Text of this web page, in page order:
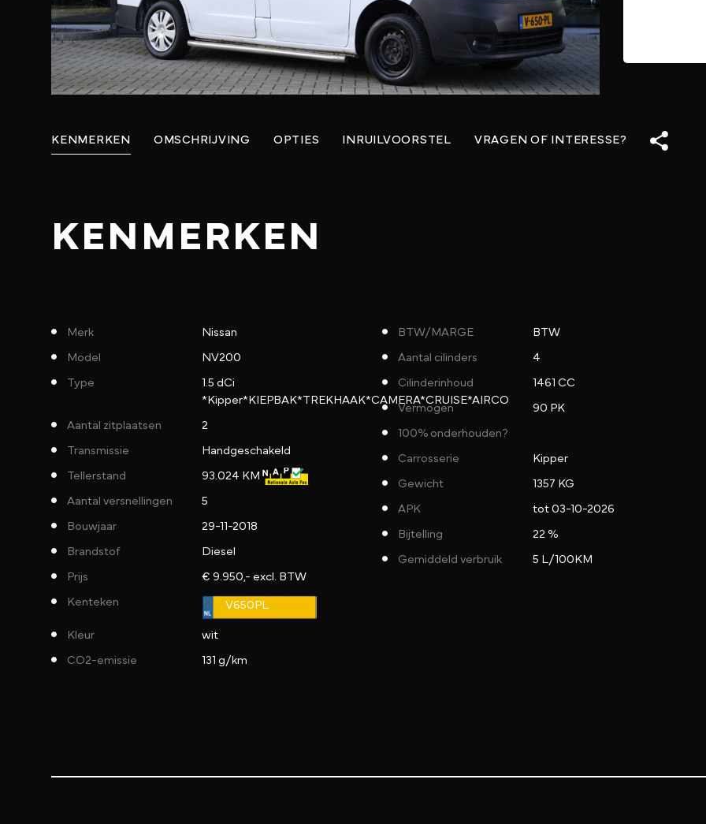
KENMERKEN OMSCHRIJVING OPTIES INRUILVOORSTEL VRAGEN OF INTERESSE?
KENMERKEN
Merk Nissan
Model NV200
Type
1.5 dCi
*Kipper*KIEPBAK*TREKHAAK*CAMERA*CRUISE*AIRCO
Aantal zitplaatsen 2
Transmissie Handgeschakeld
Tellerstand 93.024 KM
Aantal versnellingen 5
Bouwjaar 29-11-2018
Brandstof Diesel
Prijs € 9.950,- excl. BTW
Kenteken V650PL
Kleur wit
CO2-emissie 131 g/km
BTW/MARGE BTW
Aantal cilinders 4
Cilinderinhoud 1461 CC
Vermogen 90 PK
100% onderhouden?
Carrosserie Kipper
Gewicht 1357 KG
APK tot 03-10-2026
Bijtelling 22 %
Gemiddeld verbruik 5 L/100KM